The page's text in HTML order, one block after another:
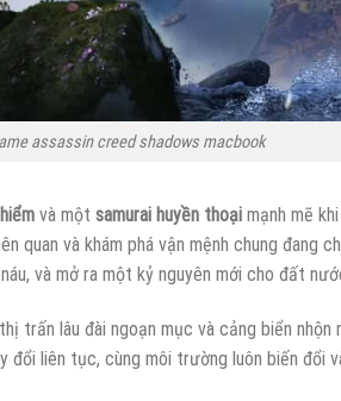
assassin creed shadows macbook
và một samurai huyền thoại mạnh mẽ
quan và khám phá vận mệnh chung đang
và mở ra một kỷ nguyên mới cho đất
trấn lâu đài ngoạn mục và cảng biển
đổi liên tục, cùng môi trường luôn biến đổi